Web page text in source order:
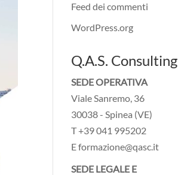
Feed dei commenti
WordPress.org
Q.A.S. Consulting
SEDE OPERATIVA
Viale Sanremo, 36
30038 - Spinea (VE)
T +39 041 995202
E formazione@qasc.it
SEDE LEGALE E